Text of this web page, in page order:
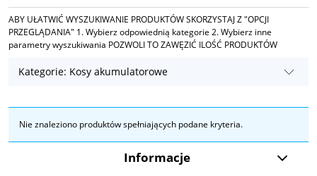
ABY UŁATWIĆ WYSZUKIWANIE PRODUKTÓW SKORZYSTAJ Z "OPCJI
PRZEGLĄDANIA" 1. Wybierz odpowiednią kategorie 2. Wybierz inne
parametry wyszukiwania POZWOLI TO ZAWĘZIĆ ILOŚĆ PRODUKTÓW
Kategorie: Kosy akumulatorowe
Nie znaleziono produktów spełniających podane kryteria.
Informacje